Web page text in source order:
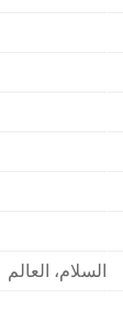
السلام، العالم